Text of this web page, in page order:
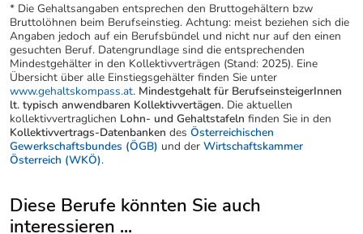
* Die Gehaltsangaben entsprechen den Bruttogehältern bzw
Bruttolöhnen beim Berufseinstieg. Achtung: meist beziehen sich die
Angaben jedoch auf ein Berufsbündel und nicht nur auf den einen
gesuchten Beruf. Datengrundlage sind die entsprechenden
Mindestgehälter in den Kollektivverträgen (Stand: 2025). Eine
Übersicht über alle Einstiegsgehälter finden Sie unter
www.gehaltskompass.at. Mindestgehalt für BerufseinsteigerInnen
lt. typisch anwendbaren Kollektivvertägen. Die aktuellen
kollektivvertraglichen Lohn- und Gehaltstafeln finden Sie in den
Kollektivvertrags-Datenbanken des Österreichischen
Gewerkschaftsbundes (ÖGB) und der Wirtschaftskammer
Österreich (WKÖ).
Diese Berufe könnten Sie auch
interessieren ...